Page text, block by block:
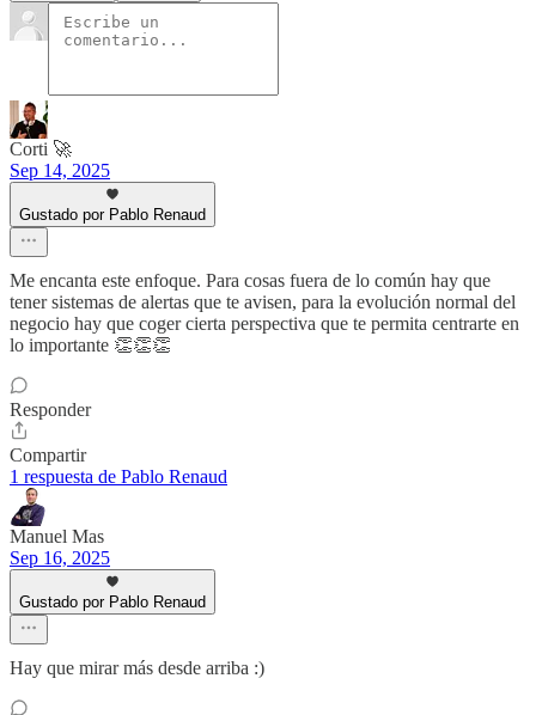
Corti 🚀
Sep 14, 2025
Gustado por Pablo Renaud
Me encanta este enfoque. Para cosas fuera de lo común hay que
tener sistemas de alertas que te avisen, para la evolución normal del
negocio hay que coger cierta perspectiva que te permita centrarte en
lo importante 👏👏👏
Responder
Compartir
1 respuesta de Pablo Renaud
Manuel Mas
Sep 16, 2025
Gustado por Pablo Renaud
Hay que mirar más desde arriba :)